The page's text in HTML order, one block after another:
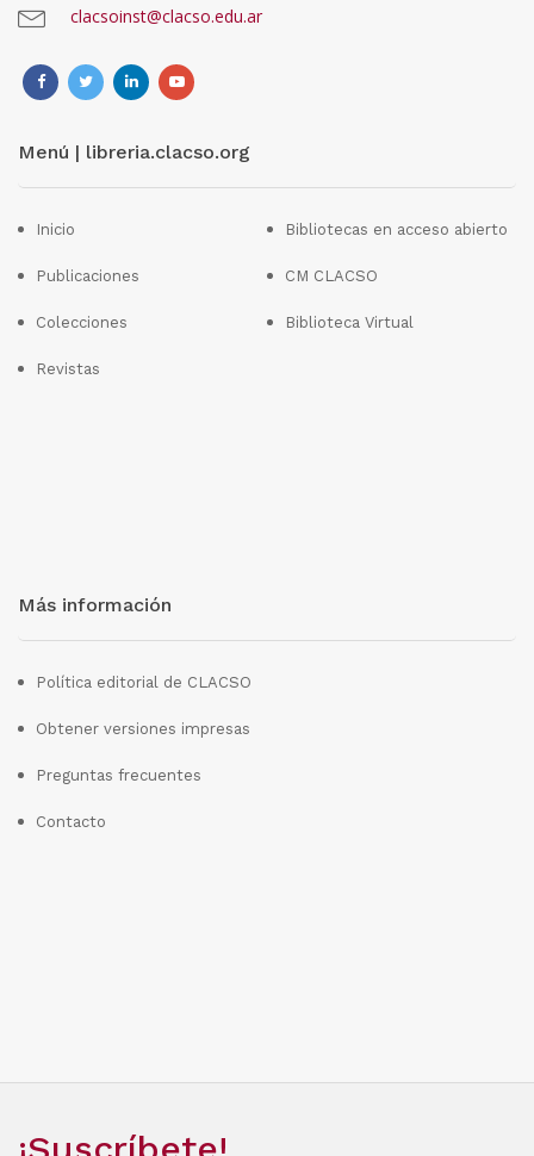
clacsoinst@clacso.edu.ar
Menú | libreria.clacso.org
Inicio
Publicaciones
Colecciones
Revistas
Bibliotecas en acceso abierto
CM CLACSO
Biblioteca Virtual
Más información
Política editorial de CLACSO
Obtener versiones impresas
Preguntas frecuentes
Contacto